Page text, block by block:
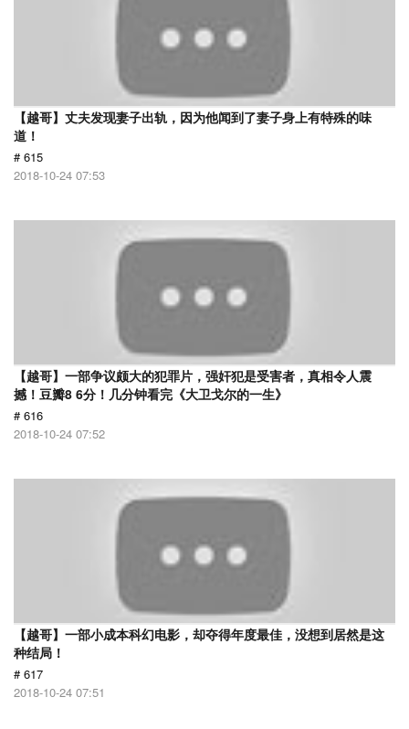
【越哥】丈夫发现妻子出轨，因为他闻到了妻子身上有特殊的味
道！
# 615
2018-10-24 07:53
【越哥】一部争议颇大的犯罪片，强奸犯是受害者，真相令人震
撼！豆瓣8 6分！几分钟看完《大卫戈尔的一生》
# 616
2018-10-24 07:52
【越哥】一部小成本科幻电影，却夺得年度最佳，没想到居然是这
种结局！
# 617
2018-10-24 07:51